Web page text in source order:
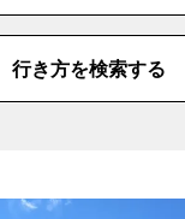
行き方を検索する